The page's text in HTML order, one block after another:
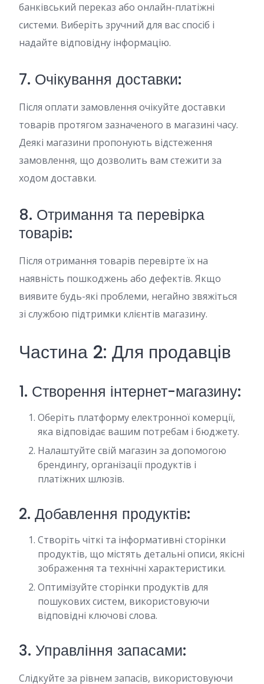
банківський переказ або онлайн-платіжні
системи. Виберіть зручний для вас спосіб і
надайте відповідну інформацію.
7. Очікування доставки:
Після оплати замовлення очікуйте доставки
товарів протягом зазначеного в магазині часу.
Деякі магазини пропонують відстеження
замовлення, що дозволить вам стежити за
ходом доставки.
8. Отримання та перевірка
товарів:
Після отримання товарів перевірте їх на
наявність пошкоджень або дефектів. Якщо
виявите будь-які проблеми, негайно звяжіться
зі службою підтримки клієнтів магазину.
Частина 2: Для продавців
1. Створення інтернет-магазину:
Оберіть платформу електронної комерції,
яка відповідає вашим потребам і бюджету.
Налаштуйте свій магазин за допомогою
брендингу, організації продуктів і
платіжних шлюзів.
2. Добавлення продуктів:
Створіть чіткі та інформативні сторінки
продуктів, що містять детальні описи, якісні
зображення та технічні характеристики.
Оптимізуйте сторінки продуктів для
пошукових систем, використовуючи
відповідні ключові слова.
3. Управління запасами:
Слідкуйте за рівнем запасів, використовуючи